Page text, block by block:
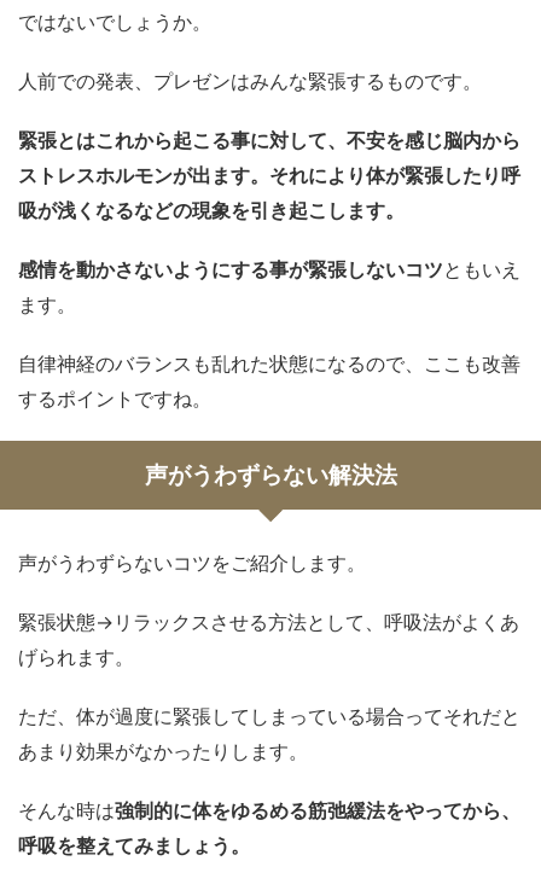
ではないでしょうか。
人前での発表、プレゼンはみんな緊張するものです。
緊張とはこれから起こる事に対して、不安を感じ脳内から
ストレスホルモンが出ます。それにより体が緊張したり呼
吸が浅くなるなどの現象を引き起こします。
感情を動かさないようにする事が緊張しないコツともいえ
ます。
自律神経のバランスも乱れた状態になるので、ここも改善
するポイントですね。
声がうわずらない解決法
声がうわずらないコツをご紹介します。
緊張状態→リラックスさせる方法として、呼吸法がよくあ
げられます。
ただ、体が過度に緊張してしまっている場合ってそれだと
あまり効果がなかったりします。
そんな時は強制的に体をゆるめる筋弛緩法をやってから、
呼吸を整えてみましょう。